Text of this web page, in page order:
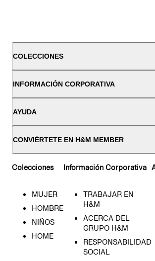
COLECCIONES
INFORMACIÓN CORPORATIVA
AYUDA
CONVIÉRTETE EN H&M MEMBER
Colecciones
MUJER
HOMBRE
NIÑOS
HOME
Información Corporativa
TRABAJAR EN
H&M
ACERCA DEL
GRUPO H&M
RESPONSABILIDAD
SOCIAL